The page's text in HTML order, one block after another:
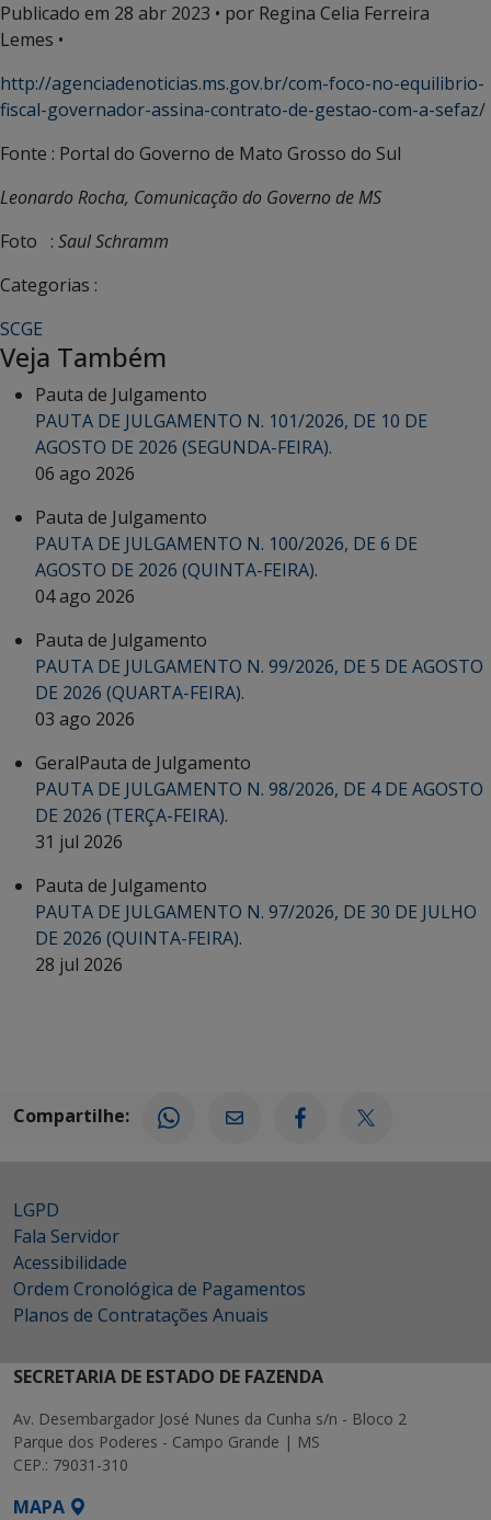
Publicado em 28 abr 2023 • por Regina Celia Ferreira
Lemes •
http://agenciadenoticias.ms.gov.br/com-foco-no-equilibrio-
fiscal-governador-assina-contrato-de-gestao-com-a-sefaz/
Fonte : Portal do Governo de Mato Grosso do Sul
Leonardo Rocha, Comunicação do Governo de MS
Foto : Saul Schramm
Categorias :
SCGE
Veja Também
Pauta de Julgamento
PAUTA DE JULGAMENTO N. 101/2026, DE 10 DE
AGOSTO DE 2026 (SEGUNDA-FEIRA).
06 ago 2026
Pauta de Julgamento
PAUTA DE JULGAMENTO N. 100/2026, DE 6 DE
AGOSTO DE 2026 (QUINTA-FEIRA).
04 ago 2026
Pauta de Julgamento
PAUTA DE JULGAMENTO N. 99/2026, DE 5 DE AGOSTO
DE 2026 (QUARTA-FEIRA).
03 ago 2026
GeralPauta de Julgamento
PAUTA DE JULGAMENTO N. 98/2026, DE 4 DE AGOSTO
DE 2026 (TERÇA-FEIRA).
31 jul 2026
Pauta de Julgamento
PAUTA DE JULGAMENTO N. 97/2026, DE 30 DE JULHO
DE 2026 (QUINTA-FEIRA).
28 jul 2026
Compartilhe:
LGPD
Fala Servidor
Acessibilidade
Ordem Cronológica de Pagamentos
Planos de Contratações Anuais
SECRETARIA DE ESTADO DE FAZENDA
Av. Desembargador José Nunes da Cunha s/n - Bloco 2
Parque dos Poderes - Campo Grande | MS
CEP.: 79031-310
MAPA